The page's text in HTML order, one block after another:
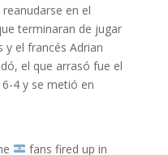
en el
terminaran de jugar
y el francés Adrian
el que arrasó fue el
4 y se metió en
fans fired up in